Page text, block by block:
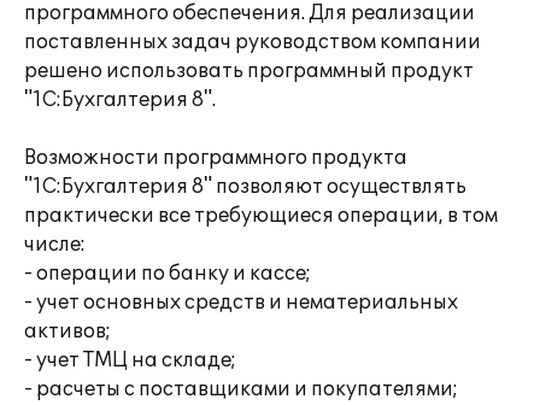
программного обеспечения. Для реализации
поставленных задач руководством компании
решено использовать программный продукт
"1С:Бухгалтерия 8".
Возможности программного продукта
"1С:Бухгалтерия 8" позволяют осуществлять
практически все требующиеся операции, в том
числе:
- операции по банку и кассе;
- учет основных средств и нематериальных
активов;
- учет ТМЦ на складе;
- расчеты с поставщиками и покупателями;